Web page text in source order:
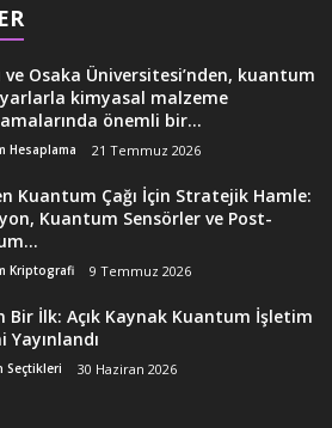
ve Osaka Üniversitesi’nden, kuantum
kimyasal malzeme
önemli bir...
Hesaplama 21 Temmuz 2026
Kuantum Çağı İçin Stratejik Hamle:
Kuantum Sensörler ve Post-
Kriptografi 9 Temmuz 2026
Bir İlk: Açık Kaynak Kuantum İşletim
Yayınlandı
Seçtikleri 30 Haziran 2026